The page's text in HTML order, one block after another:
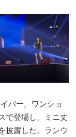
バー。ワンショ
で登場し、ミニ丈
披露した。ランウ